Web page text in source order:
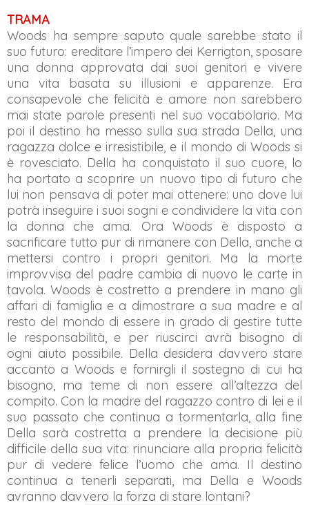
TRAMA
Woods ha sempre saputo quale sarebbe stato il
suo futuro: ereditare l’impero dei Kerrigton, sposare
una donna approvata dai suoi genitori e vivere
una vita basata su illusioni e apparenze. Era
consapevole che felicità e amore non sarebbero
mai state parole presenti nel suo vocabolario. Ma
poi il destino ha messo sulla sua strada Della, una
ragazza dolce e irresistibile, e il mondo di Woods si
è rovesciato. Della ha conquistato il suo cuore, lo
ha portato a scoprire un nuovo tipo di futuro che
lui non pensava di poter mai ottenere: uno dove lui
potrà inseguire i suoi sogni e condividere la vita con
la donna che ama. Ora Woods è disposto a
sacrificare tutto pur di rimanere con Della, anche a
mettersi contro i propri genitori. Ma la morte
improvvisa del padre cambia di nuovo le carte in
tavola. Woods è costretto a prendere in mano gli
affari di famiglia e a dimostrare a sua madre e al
resto del mondo di essere in grado di gestire tutte
le responsabilità, e per riuscirci avrà bisogno di
ogni aiuto possibile. Della desidera davvero stare
accanto a Woods e fornirgli il sostegno di cui ha
bisogno, ma teme di non essere all’altezza del
compito. Con la madre del ragazzo contro di lei e il
suo passato che continua a tormentarla, alla fine
Della sarà costretta a prendere la decisione più
difficile della sua vita: rinunciare alla propria felicità
pur di vedere felice l’uomo che ama. Il destino
continua a tenerli separati, ma Della e Woods
avranno davvero la forza di stare lontani?